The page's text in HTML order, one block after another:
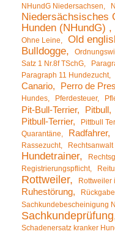
NHundG Niedersachsen
Niedersächsisches
Hunden (NHundG)
Ohne Leine Old
Bulldogge
Satz 1 Nr.8f TSchG
Paragraph 11 Hundezucht
Canario
Perro de
Hundes
Pferdesteuer
Pit-Bull-Terrier Pitbull
Pitbull-Terrier Pittbull
Quarantäne
Radfahrer
Rassezucht
Hundetrainer
Registrierungspflicht
Rottweiler Rottweiler
Ruhestörung
Sachkundebescheinigung
Sachkundeprüfung
Schadenersatz kranker